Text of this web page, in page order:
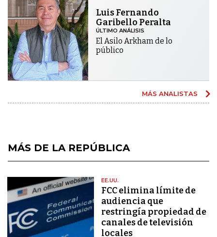
Luis Fernando
Garibello Peralta
ÚLTIMO ANÁLISIS
El Asilo Arkham de lo
público
MÁS ANALISTAS
MÁS DE LA REPÚBLICA
EE.UU.
FCC elimina límite de
audiencia que
restringía propiedad de
canales de televisión
locales